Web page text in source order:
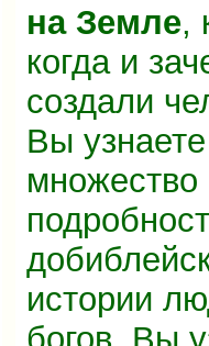
на Земле,
когда и
создали
Вы узнаете
множество
истории